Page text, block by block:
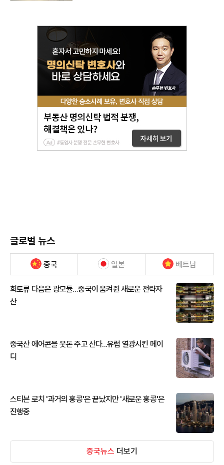
글로벌 뉴스
중국 일본 베트남
희토류 다음은 광모듈…중국이 움켜쥔 새로운 전략자
산
중국산 에어콘을 웃돈 주고 산다...유럽 열광시킨 메이
디
스티븐 로치 '과거의 홍콩'은 끝났지만 '새로운 홍콩'은
진행중
중국뉴스 더보기